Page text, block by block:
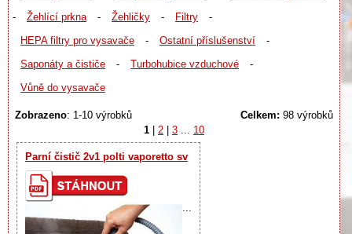
-
Žehlící prkna - Žehličky - Filtry
-
HEPA filtry pro vysavače
- Ostatní příslušenství
-
Saponáty a čističe
- Turbohubice vzduchové
-
Vůně do vysavače
Zobrazeno: 1-10 výrobků Celkem: 98 výrobků
1 | 2 | 3 10
Parní čistič 2v1 polti vaporetto sv